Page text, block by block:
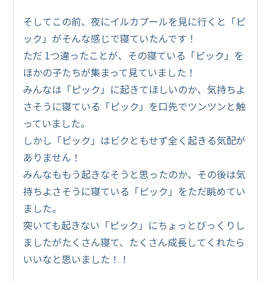
そしてこの前、夜にイルカプールを見に行くと「ピ
ック」がそんな感じで寝ていたんです！
ただ 1つ違ったことが、その寝ている「ピック」を
ほかの子たちが集まって見ていました！
みんなは「ピック」に起きてほしいのか、気持ちよ
さそうに寝ている「ピック」を口先でツンツンと触
っていました。
しかし「ピック」はビクともせず全く起きる気配が
ありません！
みんなももう起きなそうと思ったのか、その後は気
持ちよさそうに寝ている「ピック」をただ眺めてい
ました。
突いても起きない「ピック」にちょっとびっくりし
ましたがたくさん寝て、たくさん成長してくれたら
いいなと思いました！！